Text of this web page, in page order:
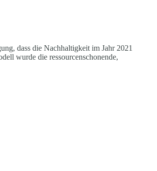
dass die Nachhaltigkeit im Jahr 2021
wurde die ressourcenschonende,